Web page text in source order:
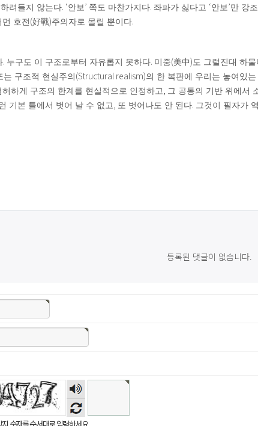
려들지 않는다. ‘안보’ 쪽도 마찬가지다. 좌파가 싫다고 ‘안보’만 강
먼 호전(好戰)주의자로 몰릴 뿐이다.
. 누구도 이 구조로부터 자유롭지 못하다. 미중(美中)도 그럴진대 하
는 구조적 현실주의 (Structural realism)의 한 복판에 우리는 놓여있
허하게 구조의 한계를 현실적으로 인정하고, 그 공통의 기반 위에서
기본 틀에서 벗어 날 수 없고, 또 벗어나도 안 된다. 그것이 필자가
등록된 댓글이 없습니다.
숫자
음성
듣기